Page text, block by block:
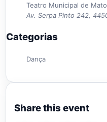
Teatro Municipal de
Av. Serpa Pinto 242,
Categorias
Dança
Share this event